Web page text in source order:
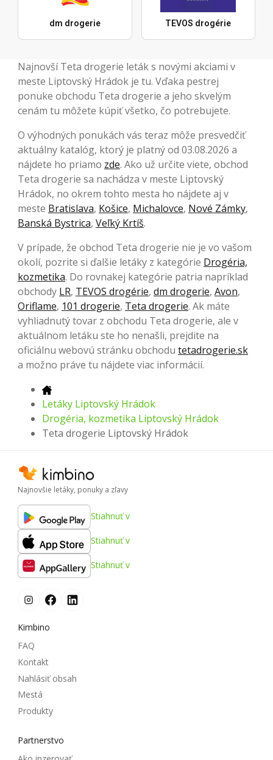
dm drogerie TEVOS drogérie
Najnovší Teta drogerie leták s novými akciami v
meste Liptovský Hrádok je tu. Vďaka pestrej
ponuke obchodu Teta drogerie a jeho skvelým
cenám tu môžete kúpiť všetko, čo potrebujete.
O výhodných ponukách vás teraz môže presvedčiť
aktuálny katalóg, ktorý je platný od 03.08.2026 a
nájdete ho priamo zde. Ako už určite viete, obchod
Teta drogerie sa nachádza v meste Liptovský
Hrádok, no okrem tohto mesta ho nájdete aj v
meste Bratislava, Košice, Michalovce, Nové Zámky,
Banská Bystrica, Veľký Krtíš.
V prípade, že obchod Teta drogerie nie je vo vašom
okolí, pozrite si ďalšie letáky z kategórie Drogéria,
kozmetika. Do rovnakej kategórie patria napríklad
obchody LR, TEVOS drogérie, dm drogerie, Avon,
Oriflame, 101 drogerie, Teta drogerie. Ak máte
vyhliadnutý tovar z obchodu Teta drogerie, ale v
aktuálnom letáku ste ho nenašli, prejdite na
oficiálnu webovú stránku obchodu tetadrogerie.sk
a možno práve tu nájdete viac informácií.
Letáky Liptovský Hrádok
Drogéria, kozmetika Liptovský Hrádok
Teta drogerie Liptovský Hrádok
Najnovšie letáky, ponuky a zľavy
Stiahnuť v
Stiahnuť v
Stiahnuť v
Kimbino
FAQ
Kontakt
Nahlásiť obsah
Mestá
Produkty
Partnerstvo